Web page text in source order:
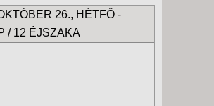
26., HÉTFŐ -
/ 12 ÉJSZAKA